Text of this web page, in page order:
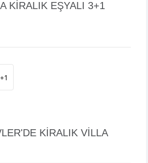
KİRALIK EŞYALI 3+1
KİRALIK VİLLA